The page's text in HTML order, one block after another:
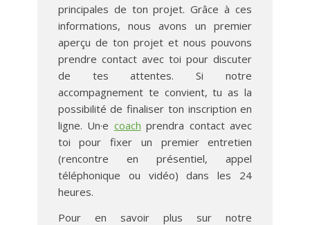
principales de ton projet. Grâce à ces
informations, nous avons un premier
aperçu de ton projet et nous pouvons
prendre contact avec toi pour discuter
de tes attentes. Si notre
accompagnement te convient, tu as la
possibilité de finaliser ton inscription en
ligne. Un·e coach prendra contact avec
toi pour fixer un premier entretien
(rencontre en présentiel, appel
téléphonique ou vidéo) dans les 24
heures.
Pour en savoir plus sur notre